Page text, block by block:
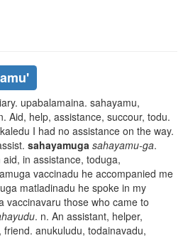
upabalamaina. sahayamu,
Aid, help, assistance, succour, todu.
I had no assistance on the way.
sahayamuga sahayamu-ga.
in assistance, toduga,
vaccinadu he accompanied me
matladinadu he spoke in my
vaccinavaru those who came to
. n. An assistant, helper,
friend. anukuludu, todainavadu,